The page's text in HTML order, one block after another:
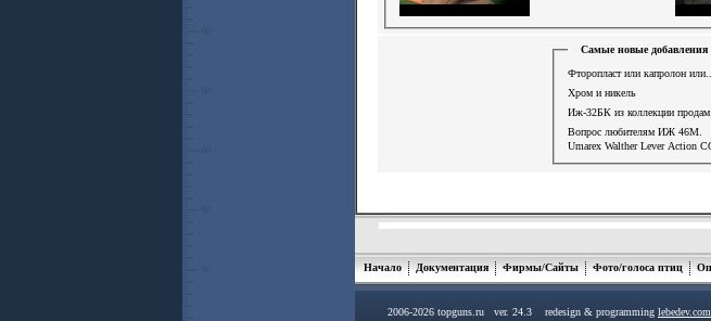
Самые новые добавления
Фторопласт или капролон или..
Хром и никель
Иж-32БК из коллекции продам
Вопрос любителям ИЖ 46М.
Umarex Walther Lever Action
Начало Документация Фирмы/Сайты Фото/голоса птиц
2006-2026 topguns.ru ver. 24.3 redesign & programming lebedev.com